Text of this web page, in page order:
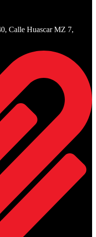
Calle Huascar MZ 7,